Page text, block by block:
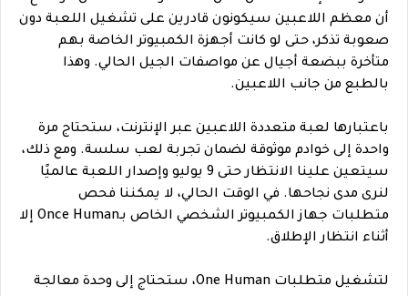
أن معظم اللاعبين سيكونون قادرين على تشغيل اللعبة دون
صعوبة تذكر، حتى لو كانت أجهزة الكمبيوتر الخاصة بهم
متأخرة ببضعة أجيال عن مواصفات الجيل الحالي. وهذا
بالطبع من جانب اللاعبين.
باعتبارها لعبة متعددة اللاعبين عبر الإنترنت، ستحتاج مرة
واحدة إلى خوادم موثوقة لضمان تجربة لعب سلسة. ومع ذلك،
سيتعين علينا الانتظار حتى 9 يوليو وإصدار اللعبة عالميًا
لنرى مدى نجاحها. في الوقت الحالي، لا يمكننا فحص
متطلبات جهاز الكمبيوتر الشخصي الخاص بـOnce Human إلا
أثناء انتظار الإطلاق.
لتشغيل متطلبات One Human، ستحتاج إلى وحدة معالجة